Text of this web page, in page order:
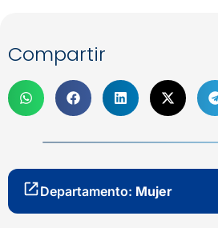
Compartir
Departamento: Mujer